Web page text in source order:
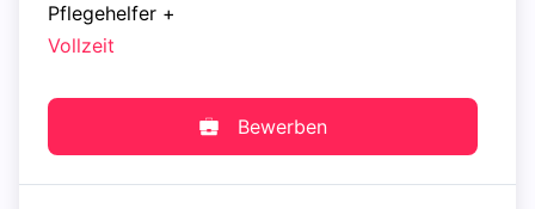
Pflegehelfer +
Vollzeit
Bewerben